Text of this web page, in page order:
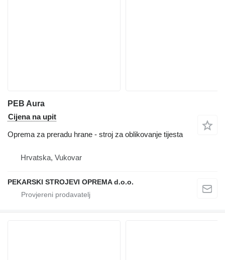
PEB Aura
Cijena na upit
Oprema za preradu hrane - stroj za oblikovanje tijesta
Hrvatska, Vukovar
PEKARSKI STROJEVI OPREMA d.o.o.